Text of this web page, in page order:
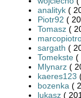
analityk (
Piotr92 (
Tomasz (
sargath (
Tomekste (
Mlynarz (
kaeres123
bozenka (
lukasz (